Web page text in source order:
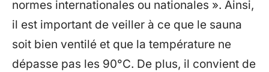
normes internationales ou nationales ». Ainsi,
il est important de veiller à ce que le sauna
soit bien ventilé et que la température ne
dépasse pas les 90°C. De plus, il convient de